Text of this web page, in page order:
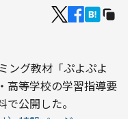
ング教材「ぷよぷよ
高等学校の学習指導要
公開した。